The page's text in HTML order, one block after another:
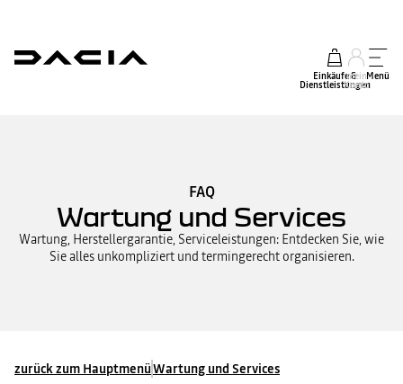
Einkäufe &
Dienstleistungen
mein
Konto
Menü
FAQ
Wartung und Services
Wartung, Herstellergarantie, Serviceleistungen: Entdecken Sie, wie
Sie alles unkompliziert und termingerecht organisieren.
zurück zum HauptmenüWartung und Services